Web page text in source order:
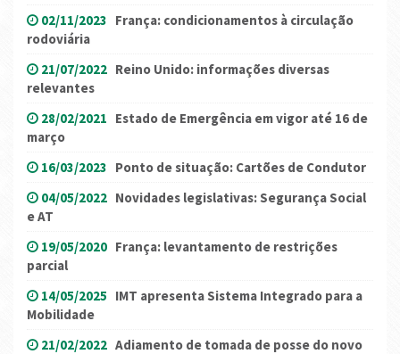
02/11/2023 França: condicionamentos à circulação
rodoviária
21/07/2022 Reino Unido: informações diversas
relevantes
28/02/2021 Estado de Emergência em vigor até 16 de
março
16/03/2023 Ponto de situação: Cartões de Condutor
04/05/2022 Novidades legislativas: Segurança Social
e AT
19/05/2020 França: levantamento de restrições
parcial
14/05/2025 IMT apresenta Sistema Integrado para a
Mobilidade
21/02/2022 Adiamento de tomada de posse do novo